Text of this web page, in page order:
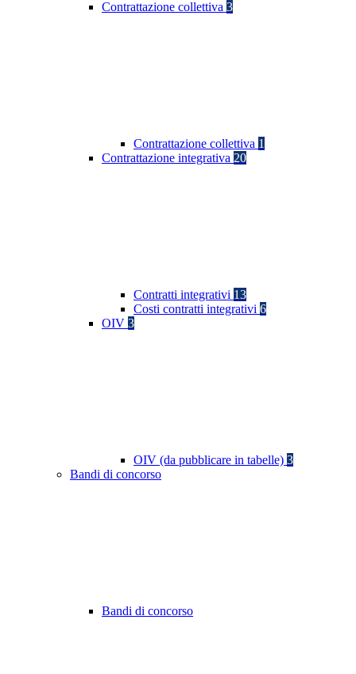
Contrattazione collettiva 3
Contrattazione collettiva 1
Contrattazione integrativa 20
Contratti integrativi 13
Costi contratti integrativi 6
OIV 3
OIV (da pubblicare in tabelle) 3
Bandi di concorso
Bandi di concorso